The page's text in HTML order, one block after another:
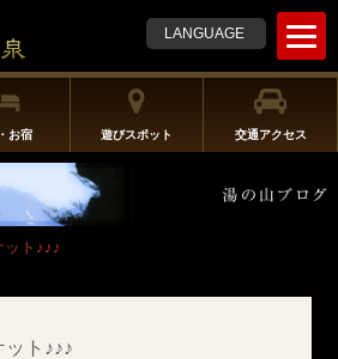
t
o
g
l
n
LANGUAGE
お宿 遊びスポット 交通アクセス
ト♪♪♪
ト♪♪♪